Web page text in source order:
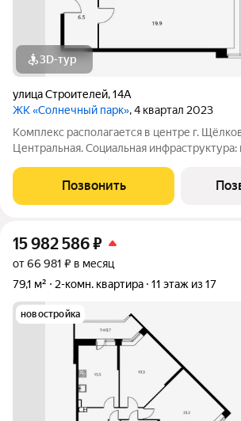
3D-тур
улица Строителей,14А
ЖК «Солнечный парк», 4 квартал 2023
Комплекс располагается в центре г.
Центральная. Социальная
инфраструктура: рядом с жилым
продуктовые супермаркеты, салоны
Позвонить
15 982 586₽
от 66 981 ₽ в месяц
79,1 м²
2-комн. квартира 11 этаж из 17
новостройка